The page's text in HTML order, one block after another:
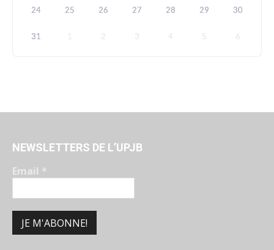
24 25 26 27 28 29 30
31 1 2 3 4 5 6
NEWSLETTERS DE L’UPJB
Email *